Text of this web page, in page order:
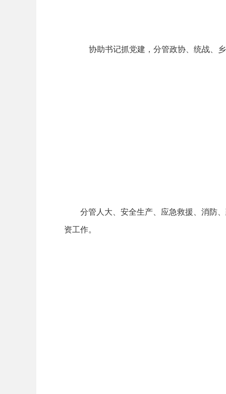
协助书记抓党建，分管政协、统战、
分管人大、安全生产、应急救援、消防
资工作。